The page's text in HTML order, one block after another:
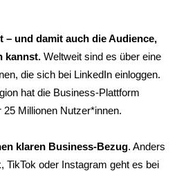
– und damit auch die Audience,
kannst. Weltweit sind es über eine
die sich bei LinkedIn einloggen.
hat die Business-Plattform
25 Millionen Nutzer*innen.
klaren Business-Bezug. Anders
TikTok oder Instagram geht es bei